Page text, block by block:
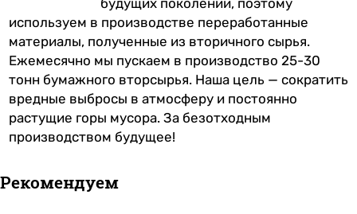
будущих поколений, поэтому
используем в производстве переработанные
материалы, полученные из вторичного сырья.
Ежемесячно мы пускаем в производство 25-30
тонн бумажного вторсырья. Наша цель — сократить
вредные выбросы в атмосферу и постоянно
растущие горы мусора. За безотходным
производством будущее!
Рекомендуем